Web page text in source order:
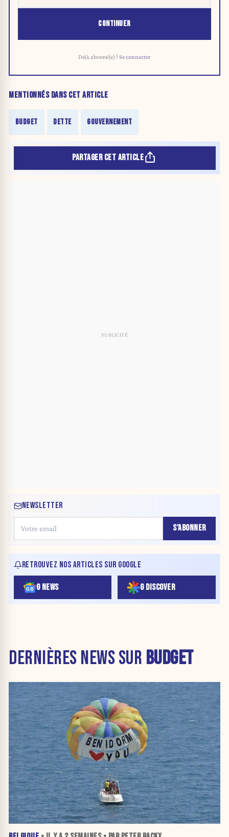
CONTINUER
Déjà abonné(e) ?Se connecter
MENTIONNÉS DANS CET ARTICLE
BUDGET DETTE GOUVERNEMENT
PARTAGER CET ARTICLE
NEWSLETTER
S'ABONNER
RETROUVEZ NOS ARTICLES SUR GOOGLE
G NEWS G DISCOVER
DERNIÈRES NEWS SUR BUDGET